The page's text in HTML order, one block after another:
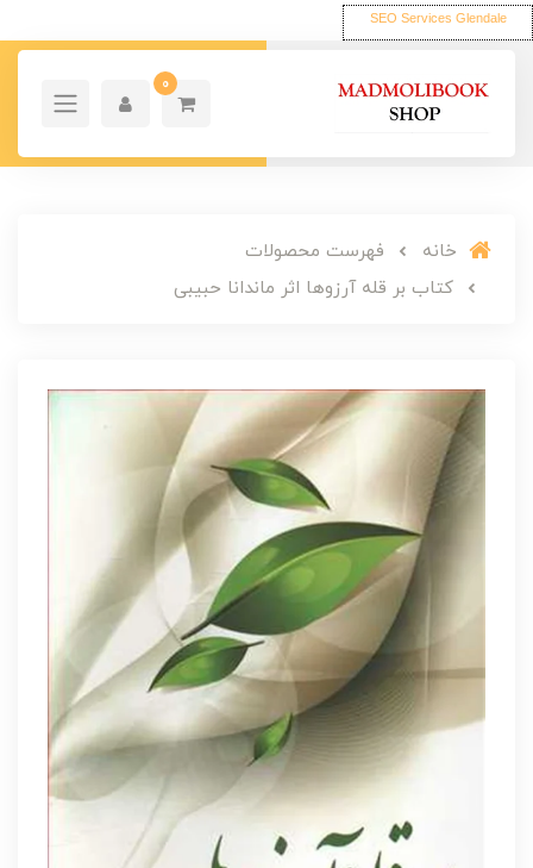
SEO Services Glendale
0
خانه
فهرست محصولات
کتاب بر قله آرزوها اثر ماندانا حبیبی